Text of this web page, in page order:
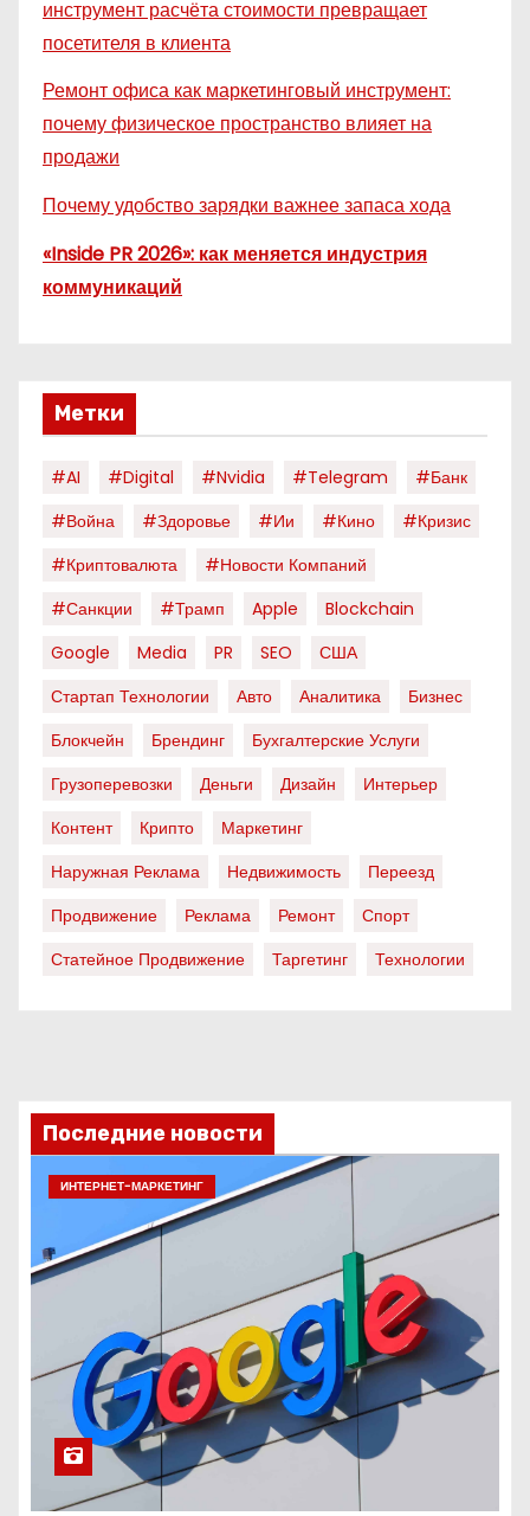
инструмент расчёта стоимости превращает
посетителя в клиента
Ремонт офиса как маркетинговый инструмент:
почему физическое пространство влияет на
продажи
Почему удобство зарядки важнее запаса хода
«Inside PR 2026»: как меняется индустрия
коммуникаций
Метки
#AI #digital #nvidia #telegram
#банк
#война
#здоровье #ии #кино
#кризис
#криптовалюта
#новости Компаний
#санкции
#трамп Apple
Blockchain
Google
Media PR SEO
США
Стартап Технологии
Авто Аналитика
Бизнес
Блокчейн
Брендинг
Бухгалтерские Услуги
Грузоперевозки
Деньги Дизайн
Интерьер
Контент
Крипто
Маркетинг
Наружная Реклама
Недвижимость
Переезд
Продвижение
Реклама Ремонт
Спорт
Статейное Продвижение
Таргетинг Технологии
Последние новости
ИНТЕРНЕТ-МАРКЕТИНГ